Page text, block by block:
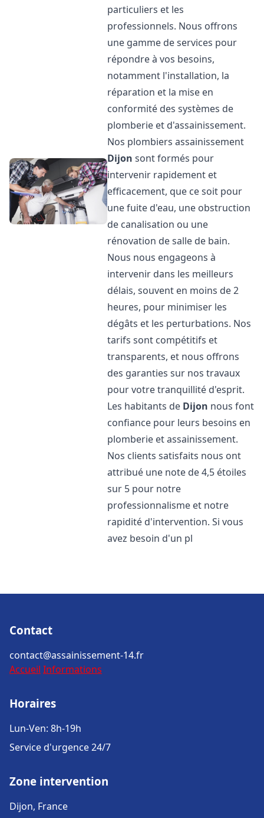
particuliers et les
professionnels. Nous offrons
une gamme de services pour
répondre à vos besoins,
notamment l'installation, la
réparation et la mise en
conformité des systèmes de
plomberie et d'assainissement.
Nos plombiers assainissement
Dijon sont formés pour
intervenir rapidement et
efficacement, que ce soit pour
une fuite d'eau, une obstruction
de canalisation ou une
rénovation de salle de bain.
Nous nous engageons à
intervenir dans les meilleurs
délais, souvent en moins de 2
heures, pour minimiser les
dégâts et les perturbations. Nos
tarifs sont compétitifs et
transparents, et nous offrons
des garanties sur nos travaux
pour votre tranquillité d'esprit.
Les habitants de Dijon nous font
confiance pour leurs besoins en
plomberie et assainissement.
Nos clients satisfaits nous ont
attribué une note de 4,5 étoiles
sur 5 pour notre
professionnalisme et notre
rapidité d'intervention. Si vous
avez besoin d'un pl
Contact
contact@assainissement-14.fr
Accueil Informations
Horaires
Lun-Ven: 8h-19h
Service d'urgence 24/7
Zone intervention
Dijon, France